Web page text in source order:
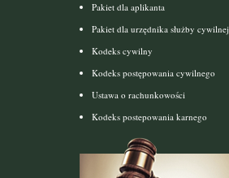
Pakiet dla aplikanta
Pakiet dla urzędnika służby cywilnej
Kodeks cywilny
Kodeks postępowania cywilnego
Ustawa o rachunkowości
Kodeks postepowania karnego